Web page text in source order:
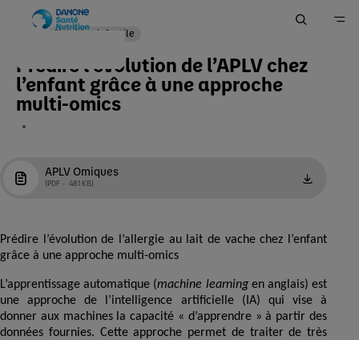
Accueil
Ma Pratique
Nutrition Infantile
Prédire l’évolution de l’APLV chez
l’enfant grâce à une approche
multi-omics
APLV Omiques
481 KB
PDF
Prédire l’évolution de l’allergie au lait de vache chez l’enfant
grâce à une approche multi-omics
L’apprentissage automatique (machine learningen anglais) est
une approche de l’intelligence artificielle (IA) qui vise à
donner aux machines la capacité « d’apprendre » à partir des
données fournies. Cette approche permet de traiter de très